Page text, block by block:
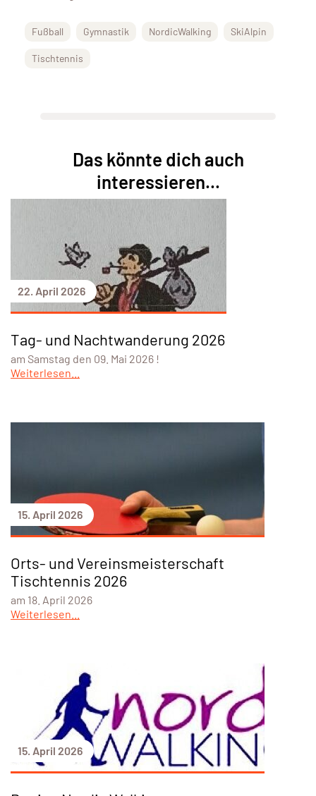
Fußball Gymnastik NordicWalking SkiAlpin
Tischtennis
Das könnte dich auch
interessieren...
22. April 2026
Tag- und Nachtwanderung 2026
am Samstag den 09. Mai 2026 !
Weiterlesen...
15. April 2026
Orts- und Vereinsmeisterschaft
Tischtennis 2026
am 18. April 2026
Weiterlesen...
15. April 2026